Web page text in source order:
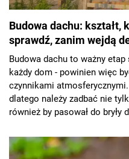
Budowa dachu: kształt,
sprawdź, zanim wejdą
Budowa dachu to ważny
każdy dom - powinien więc
czynnikami
dlatego należy zadbać nie
również by pasował do bryły